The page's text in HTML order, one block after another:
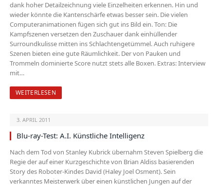
dank hoher Detailzeichnung viele Einzelheiten erkennen. Hin und
wieder könnte die Kantenschärfe etwas besser sein. Die vielen
Computeranimationen fügen sich gut ins Bild ein. Ton: Die
Kampfszenen versetzen den Zuschauer dank einhüllender
Surroundkulisse mitten ins Schlachtengetümmel. Auch ruhigere
Szenen bieten eine gute Räumlichkeit. Der von Pauken und
Trommeln dominierte Score nutzt stets alle Boxen. Extras: Interview
mit…
WEITERLESEN
3. APRIL 2011
Blu-ray-Test: A.I. Künstliche Intelligenz
Nach dem Tod von Stanley Kubrick übernahm Steven Spielberg die
Regie der auf einer Kurzgeschichte von Brian Aldiss basierenden
Story des Roboter-Kindes David (Haley Joel Osment). Sein
verkanntes Meisterwerk über einen künstlichen Jungen auf der